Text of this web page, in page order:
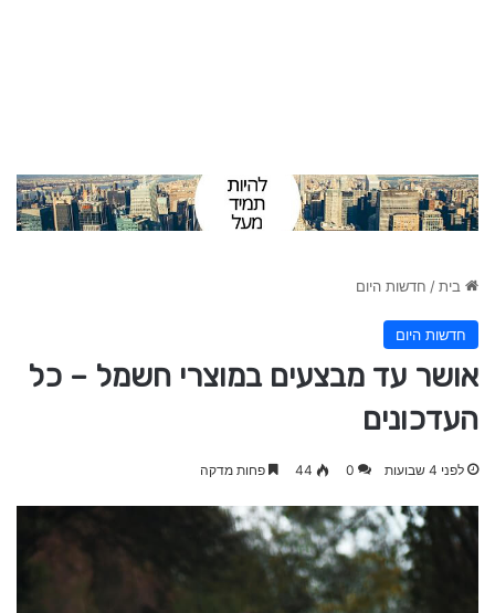
בית/ חדשות היום
חדשות היום
אושר עד מבצעים במוצרי חשמל – כל
העדכונים
לפני 4 שבועות 0
44 פחות מדקה